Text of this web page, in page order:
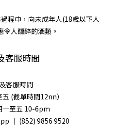
程中，向未成年人(18歲以下人
令人醺醉的酒類。
客服時間
客服時間
(截單時間12nn）
一至五 10-6pm
｜ (852) 9856 9520